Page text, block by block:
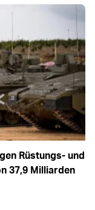
Rüstungs- und
37,9 Milliarden